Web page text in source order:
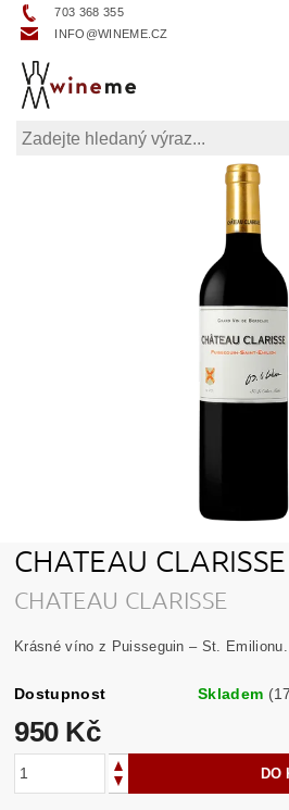
703 368 355
INFO@WINEME.CZ
CHATEAU
CHATEAU CLARISSE
Krásné víno z Puisseguin – St. Emilionu.
Dostupnost Skladem
950 Kč